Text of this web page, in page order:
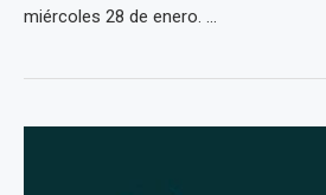
miércoles 28 de enero. ...